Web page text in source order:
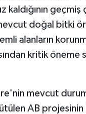
kaldığının
doğal bitki
alanların
kritik öneme
mevcut
AB projesinin